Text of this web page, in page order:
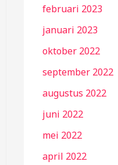
februari 2023
januari 2023
oktober 2022
september 2022
augustus 2022
juni 2022
mei 2022
april 2022